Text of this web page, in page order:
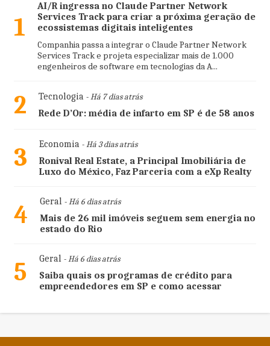
1
AI/R ingressa no Claude Partner Network
Services Track para criar a próxima geração de
ecossistemas digitais inteligentes
Companhia passa a integrar o Claude Partner Network
Services Track e projeta especializar mais de 1.000
engenheiros de software em tecnologias da A...
2 Tecnologia- Há 7 dias atrás
Rede D’Or: média de infarto em SP é de 58 anos
3 Economia- Há 3 dias atrás
Ronival Real Estate, a Principal Imobiliária de
Luxo do México, Faz Parceria com a eXp Realty
4 Geral- Há 6 dias atrás
Mais de 26 mil imóveis seguem sem energia no
estado do Rio
5 Geral- Há 6 dias atrás
Saiba quais os programas de crédito para
empreendedores em SP e como acessar